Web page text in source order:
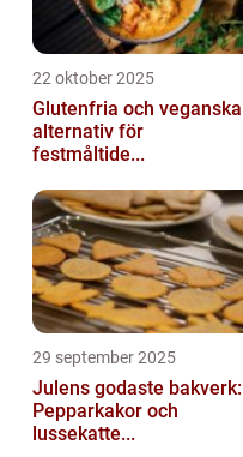
22 oktober 2025
Glutenfria och veganska
alternativ för
festmåltide...
29 september 2025
Julens godaste bakverk:
Pepparkakor och
lussekatte...